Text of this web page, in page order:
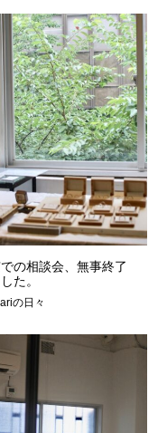
の相談会、無事終了
た。
の日々